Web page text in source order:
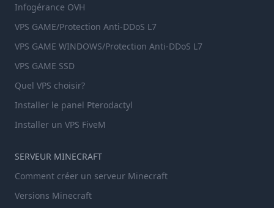
Infogérance OVH
VPS GAME/Protection Anti-DDoS L7
VPS GAME WINDOWS/Protection Anti-DDoS L7
VPS GAME SSD
Quel VPS choisir?
Installer le panel Pterodactyl
Installer un VPS FiveM
SERVEUR MINECRAFT
Comment créer un serveur Minecraft
Versions Minecraft